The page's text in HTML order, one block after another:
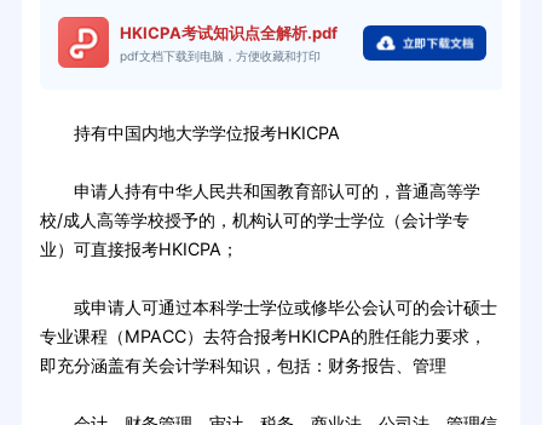
HKICPA考试知识点全解析.pdf
pdf文档下载到电脑，方便收藏和打印
持有中国内地大学学位报考HKICPA
申请人持有中华人民共和国教育部认可的，普通高等学
校/成人高等学校授予的，机构认可的学士学位（会计学专
业）可直接报考HKICPA；
或申请人可通过本科学士学位或修毕公会认可的会计硕士
专业课程（MPACC）去符合报考HKICPA的胜任能力要求，
即充分涵盖有关会计学科知识，包括：财务报告、管理